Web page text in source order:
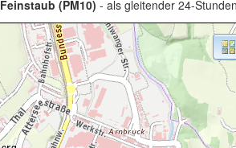
Feinstaub (PM10) - als gleitender 24-